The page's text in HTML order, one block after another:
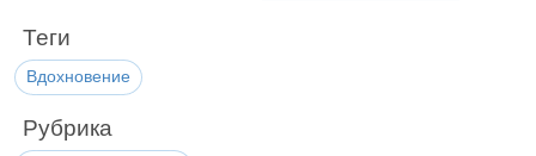
Теги
Вдохновение
Рубрика